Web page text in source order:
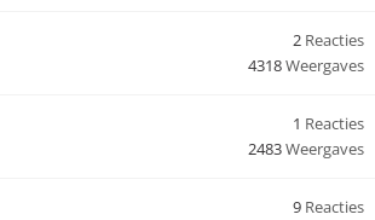
2 Reacties
4318Weergaves
1 Reacties
2483Weergaves
9 Reacties